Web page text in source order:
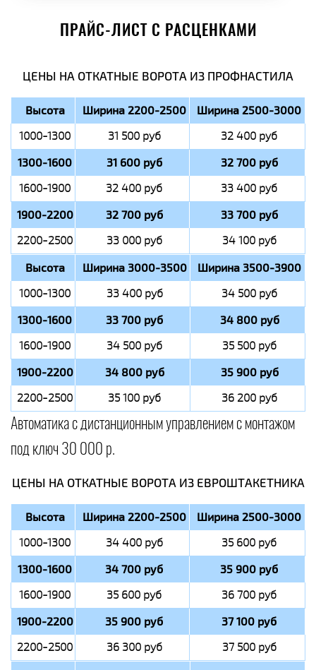
ПРАЙС-ЛИСТ С РАСЦЕНКАМИ
ЦЕНЫ НА ОТКАТНЫЕ ВОРОТА ИЗ ПРОФНАСТИЛА
Высота Ширина 2200-2500 Ширина 2500-3000
1000-1300 31 500 руб 32 400 руб
1300-1600 31 600 руб 32 700 руб
1600-1900 32 400 руб 33 400 руб
1900-2200 32 700 руб 33 700 руб
2200-2500 33 000 руб 34 100 руб
Высота Ширина 3000-3500 Ширина 3500-3900
1000-1300 33 400 руб 34 500 руб
1300-1600 33 700 руб 34 800 руб
1600-1900 34 500 руб 35 500 руб
1900-2200 34 800 руб 35 900 руб
2200-2500 35 100 руб 36 200 руб
Автоматика с дистанционным управлением с монтажом
под ключ 30 000 р.
ЦЕНЫ НА ОТКАТНЫЕ ВОРОТА ИЗ ЕВРОШТАКЕТНИКА
Высота Ширина 2200-2500 Ширина 2500-3000
1000-1300 34 400 руб 35 600 руб
1300-1600 34 700 руб 35 900 руб
1600-1900 35 600 руб 36 700 руб
1900-2200 35 900 руб 37 100 руб
2200-2500 36 300 руб 37 500 руб